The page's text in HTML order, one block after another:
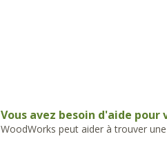
Vous avez besoin d'aide
WoodWorks peut aider à trouver